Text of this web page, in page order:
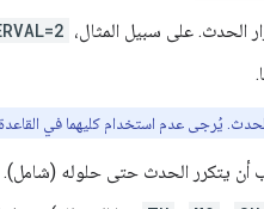
الحدث. على سبيل المثال،
أن يتكرر الحدث حتى حلوله (شامل).